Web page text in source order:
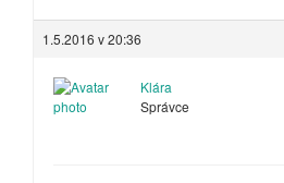
1.5.2016 v 20:36
Klára
Správce